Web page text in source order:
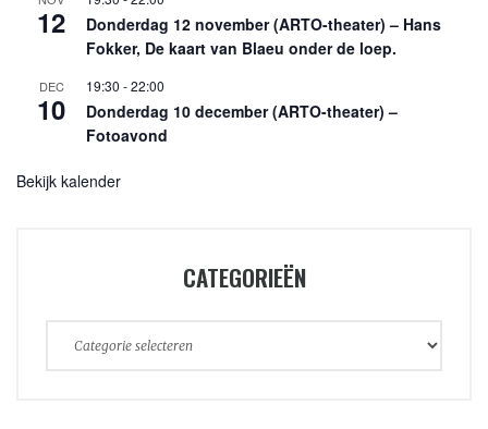
12
Donderdag 12 november (ARTO-theater) – Hans
Fokker, De kaart van Blaeu onder de loep.
DEC
10
19:30 -22:00
Donderdag 10 december (ARTO-theater) –
Fotoavond
Bekijk kalender
CATEGORIEËN